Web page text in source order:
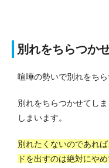
別れをちらつか
喧嘩の勢いで別れをち
別れをちらつかせてし
しまいます。
別れたくないのであれ
ドを出すのは絶対にや